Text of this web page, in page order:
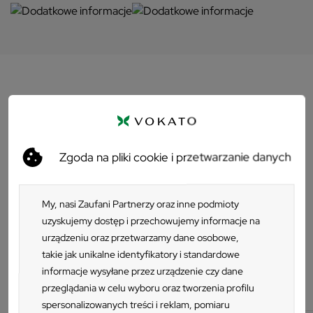
Zgoda na pliki cookie i przetwarzanie danych
My, nasi Zaufani Partnerzy oraz inne podmioty
uzyskujemy dostęp i przechowujemy informacje na
urządzeniu oraz przetwarzamy dane osobowe,
takie jak unikalne identyfikatory i standardowe
informacje wysyłane przez urządzenie czy dane
przeglądania w celu wyboru oraz tworzenia profilu
spersonalizowanych treści i reklam, pomiaru
subtelne akcesorium w eleganckiej
Poduszka Nardi Doga Relax w kolorze szarym to idealne
uzupełnienie Twojego fotela, które łączy minimalistyczny styl
z niezrównanym komfortem.
Grubość 4,5 cm oraz
wypełnienie z pianki poliuretanowej o gęstości 18 kg/m3,
otoczone warstwą włókna poliestrowego (100 g/m2),
sprawiają, że akcesorium zapewnia Ci dużą wygodę. Dzięki
Kategorie z tym produktem